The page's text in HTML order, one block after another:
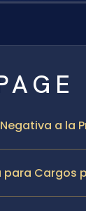
a la
Cargos